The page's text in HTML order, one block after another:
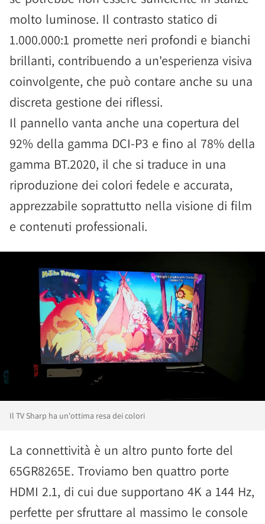
molto luminose. Il contrasto statico di
1.000.000:1 promette neri profondi e bianchi
brillanti, contribuendo a un'esperienza visiva
coinvolgente, che può contare anche su una
discreta gestione dei riflessi.
Il pannello vanta anche una copertura del
92% della gamma DCI-P3 e fino al 78% della
gamma BT.2020, il che si traduce in una
riproduzione dei colori fedele e accurata,
apprezzabile soprattutto nella visione di film
e contenuti professionali.
Il TV Sharp ha un'ottima resa dei colori
La connettività è un altro punto forte del
65GR8265E. Troviamo ben quattro porte
HDMI 2.1, di cui due supportano 4K a 144 Hz,
perfette per sfruttare al massimo le console